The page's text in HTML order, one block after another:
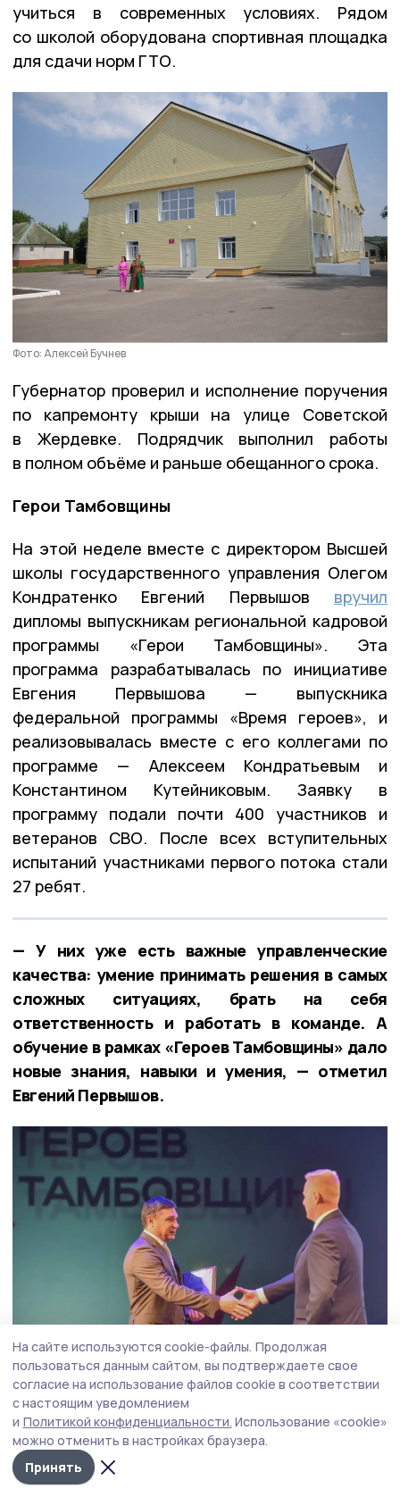
учиться в современных условиях. Рядом
со школой оборудована спортивная площадка
для сдачи норм ГТО.
Фото: Алексей Бучнев
Губернатор проверил и исполнение поручения
по капремонту крыши на улице Советской
в Жердевке. Подрядчик выполнил работы
в полном объёме и раньше обещанного срока.
Герои Тамбовщины
На этой неделе вместе с директором Высшей
школы государственного управления Олегом
Кондратенко Евгений Первышов вручил
дипломы выпускникам региональной кадровой
программы «Герои Тамбовщины». Эта
программа разрабатывалась по инициативе
Евгения Первышова — выпускника
федеральной программы «Время героев», и
реализовывалась вместе с его коллегами по
программе — Алексеем Кондратьевым и
Константином Кутейниковым. Заявку в
программу подали почти 400 участников и
ветеранов СВО. После всех вступительных
испытаний участниками первого потока стали
27 ребят.
— У них уже есть важные управленческие
качества: умение принимать решения в самых
сложных ситуациях, брать на себя
ответственность и работать в команде. А
обучение в рамках «Героев Тамбовщины» дало
новые знания, навыки и умения, — отметил
Евгений Первышов.
Фото: Вадим Панов
По его словам выпускники программы готовы
продолжить служить Родине в новом качестве.
Уже сейчас 9 выпускников трудоустроены, 2
На сайте используются cookie-файлы. Продолжая
пользоваться данным сайтом, вы подтверждаете свое
согласие на использование файлов cookie в соответствии
с настоящим уведомлением
и Политикой конфиденциальности. Использование «cookie»
можно отменить в настройках браузера.
Принять